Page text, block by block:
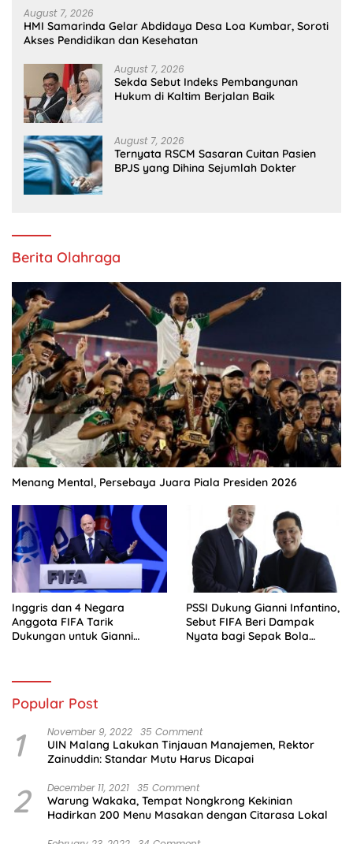
August 7, 2026
HMI Samarinda Gelar Abdidaya Desa Loa Kumbar, Soroti
Akses Pendidikan dan Kesehatan
August 7, 2026
Sekda Sebut Indeks Pembangunan
Hukum di Kaltim Berjalan Baik
August 7, 2026
Ternyata RSCM Sasaran Cuitan Pasien
BPJS yang Dihina Sejumlah Dokter
Berita Olahraga
Menang Mental, Persebaya Juara Piala Presiden 2026
Inggris dan 4 Negara
Anggota FIFA Tarik
Dukungan untuk Gianni
PSSI Dukung Gianni Infantino,
Sebut FIFA Beri Dampak
Nyata bagi Sepak Bola
Popular Post
1 November 9, 2022 35 Comment
UIN Malang Lakukan Tinjauan Manajemen, Rektor
Zainuddin: Standar Mutu Harus Dicapai
2 December 11, 2021 35 Comment
Warung Wakaka, Tempat Nongkrong Kekinian
Hadirkan 200 Menu Masakan dengan Citarasa Lokal